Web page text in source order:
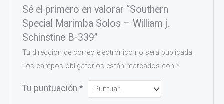
Sé el primero en valorar “Southern
Special Marimba Solos – William j.
Schinstine B-339”
Tu dirección de correo electrónico no será publicada.
Los campos obligatorios están marcados con*
Tu puntuación*